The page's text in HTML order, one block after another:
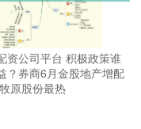
资公司平台 积极政策谁
？券商6月金股地产增配
原股份最热